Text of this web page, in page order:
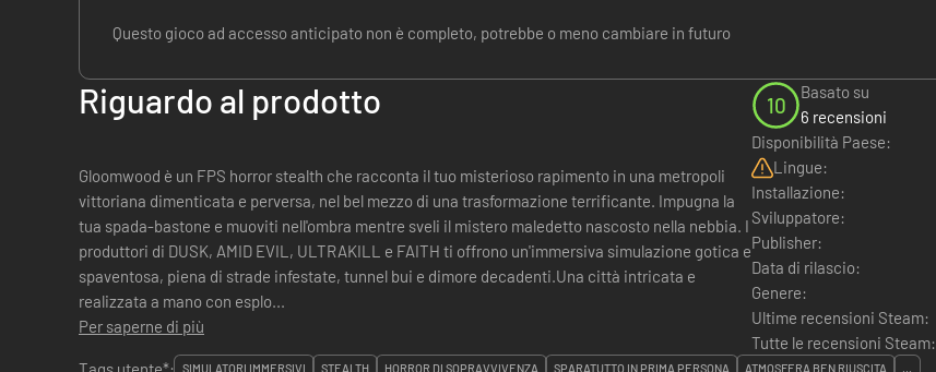
Questo gioco ad accesso anticipato non è completo, potrebbe o meno cambiare in futuro
Riguardo al prodotto
Gloomwood è un FPS horror stealth che racconta il tuo misterioso rapimento in una metropoli
vittoriana dimenticata e perversa, nel bel mezzo di una trasformazione terrificante. Impugna la
tua spada-bastone e muoviti nell'ombra mentre sveli il mistero maledetto nascosto nella nebbia. I
produttori di DUSK, AMID EVIL, ULTRAKILL e FAITH ti offrono un'immersiva simulazione gotica e
spaventosa, piena di strade infestate, tunnel bui e dimore decadenti.Una città intricata e
realizzata a mano con esplo...
Per saperne di più
10
Basato su
6 recensioni
Disponibilità Paese:
Lingue:
Installazione:
Sviluppatore:
Publisher:
Data di rilascio:
Genere:
Ultime recensioni Steam:
Tutte le recensioni Steam:
SIMULATORI IMMERSIVI STEALTH HORROR DI SOPRAVVIVENZA SPARATUTTO IN PRIMA PERSONA ATMOSFERA BEN RIUSCITA ...